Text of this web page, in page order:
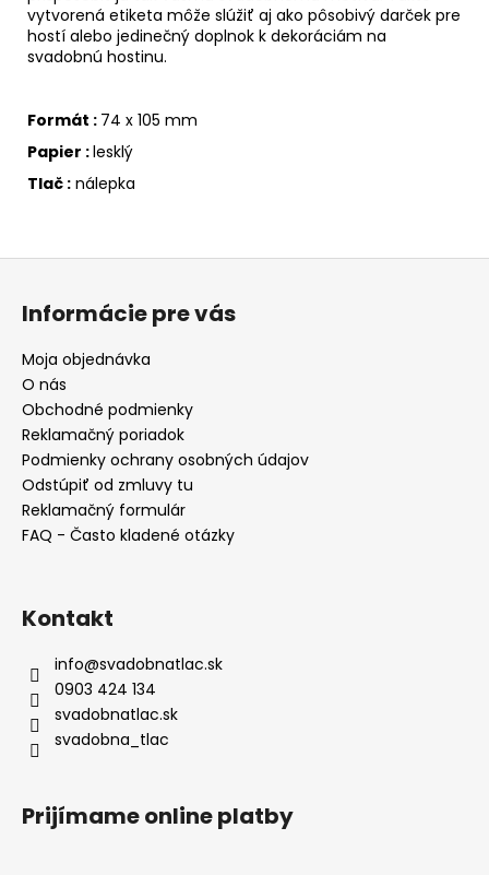
vytvorená etiketa môže slúžiť aj ako pôsobivý darček pre
hostí alebo jedinečný doplnok k dekoráciám na
svadobnú hostinu.
Formát : 74 x 105 mm
Papier :lesklý
Tlač : nálepka
Z
Informácie pre vás
Moja objednávka
O nás
Obchodné podmienky
Reklamačný poriadok
Podmienky ochrany osobných údajov
Odstúpiť od zmluvy tu
Reklamačný formulár
FAQ - Často kladené otázky
Kontakt
info@svadobnatlac.sk
0903 424 134
svadobnatlac.sk
svadobna_tlac
Prijímame online platby